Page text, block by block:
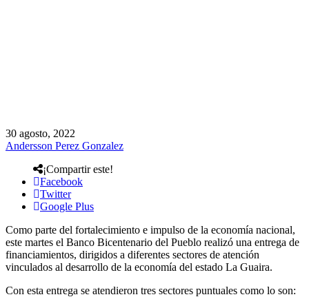
30 agosto, 2022
Andersson Perez Gonzalez
¡Compartir este!
Facebook
Twitter
Google Plus
Como parte del fortalecimiento e impulso de la economía nacional,
este martes el Banco Bicentenario del Pueblo realizó una entrega de
financiamientos, dirigidos a diferentes sectores de atención
vinculados al desarrollo de la economía del estado La Guaira.
Con esta entrega se atendieron tres sectores puntuales como lo son: